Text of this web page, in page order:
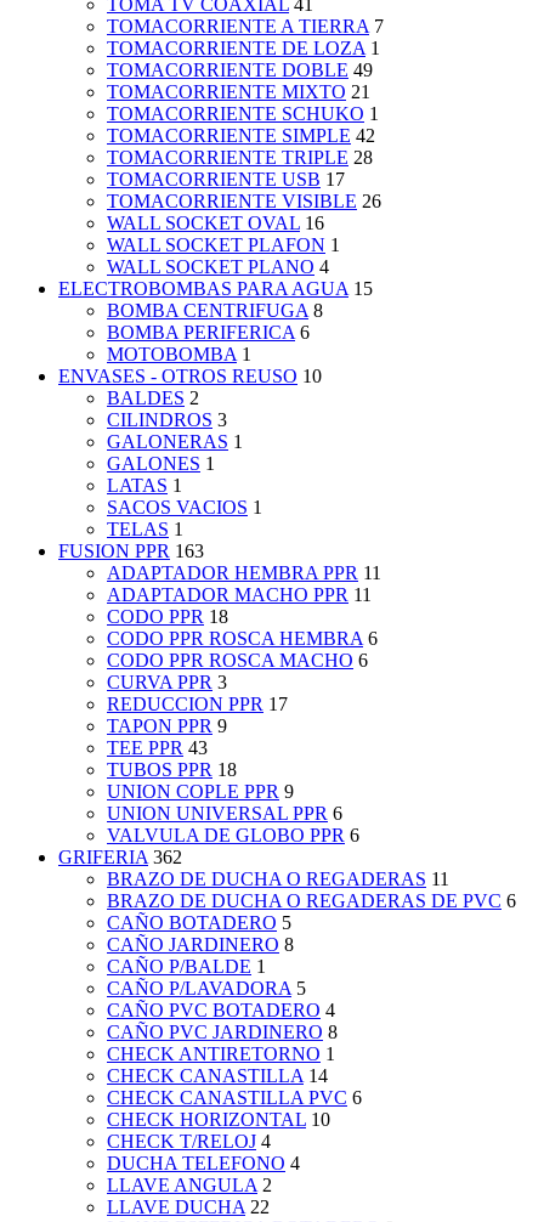
TOMA TV COAXIAL 41
TOMACORRIENTE A TIERRA 7
TOMACORRIENTE DE LOZA 1
TOMACORRIENTE DOBLE 49
TOMACORRIENTE MIXTO 21
TOMACORRIENTE SCHUKO 1
TOMACORRIENTE SIMPLE 42
TOMACORRIENTE TRIPLE 28
TOMACORRIENTE USB 17
TOMACORRIENTE VISIBLE 26
WALL SOCKET OVAL 16
WALL SOCKET PLAFON 1
WALL SOCKET PLANO 4
ELECTROBOMBAS PARA AGUA 15
BOMBA CENTRIFUGA 8
BOMBA PERIFERICA 6
MOTOBOMBA 1
ENVASES - OTROS REUSO 10
BALDES 2
CILINDROS 3
GALONERAS 1
GALONES 1
LATAS 1
SACOS VACIOS 1
TELAS 1
FUSION PPR 163
ADAPTADOR HEMBRA PPR 11
ADAPTADOR MACHO PPR 11
CODO PPR 18
CODO PPR ROSCA HEMBRA 6
CODO PPR ROSCA MACHO 6
CURVA PPR 3
REDUCCION PPR 17
TAPON PPR 9
TEE PPR 43
TUBOS PPR 18
UNION COPLE PPR 9
UNION UNIVERSAL PPR 6
VALVULA DE GLOBO PPR 6
GRIFERIA 362
BRAZO DE DUCHA O REGADERAS 11
BRAZO DE DUCHA O REGADERAS DE PVC 6
CAÑO BOTADERO 5
CAÑO JARDINERO 8
CAÑO P/BALDE 1
CAÑO P/LAVADORA 5
CAÑO PVC BOTADERO 4
CAÑO PVC JARDINERO 8
CHECK ANTIRETORNO 1
CHECK CANASTILLA 14
CHECK CANASTILLA PVC 6
CHECK HORIZONTAL 10
CHECK T/RELOJ 4
DUCHA TELEFONO 4
LLAVE ANGULA 2
LLAVE DUCHA 22